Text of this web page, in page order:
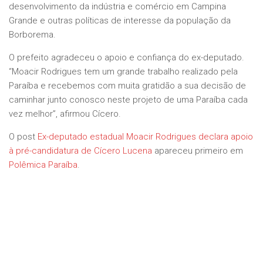
desenvolvimento da indústria e comércio em Campina
Grande e outras políticas de interesse da população da
Borborema.
O prefeito agradeceu o apoio e confiança do ex-deputado.
“Moacir Rodrigues tem um grande trabalho realizado pela
Paraíba e recebemos com muita gratidão a sua decisão de
caminhar junto conosco neste projeto de uma Paraíba cada
vez melhor”, afirmou Cícero.
O post Ex-deputado estadual Moacir Rodrigues declara apoio
à pré-candidatura de Cícero Lucena apareceu primeiro em
Polêmica Paraíba